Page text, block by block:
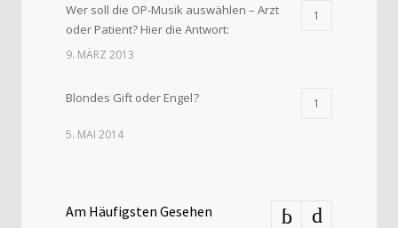
Wer soll die OP-Musik auswählen – Arzt
oder Patient? Hier die Antwort:
1
9. MÄRZ 2013
Blondes Gift oder Engel ? 1
5. MAI 2014
Am Häufigsten Gesehen